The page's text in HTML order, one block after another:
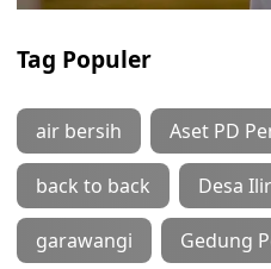
Tag Populer
air bersih Aset PD
back to back Desa Ilir
garawangi Gedung